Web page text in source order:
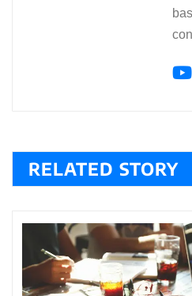
RELATED STORY